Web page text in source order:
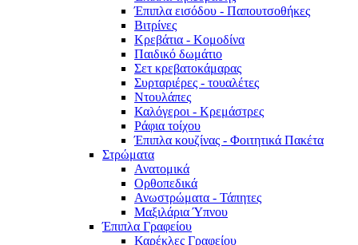
Έπιπλα εισόδου - Παπουτσοθήκες
Βιτρίνες
Κρεβάτια - Κομοδίνα
Παιδικό δωμάτιο
Σετ κρεβατοκάμαρας
Συρταριέρες - τουαλέτες
Ντουλάπες
Καλόγεροι - Κρεμάστρες
Ράφια τοίχου
Έπιπλα κουζίνας - Φοιτητικά Πακέτα
Στρώματα
Ανατομικά
Ορθοπεδικά
Ανωστρώματα - Τάπητες
Μαξιλάρια Ύπνου
Έπιπλα Γραφείου
Καρέκλες Γραφείου